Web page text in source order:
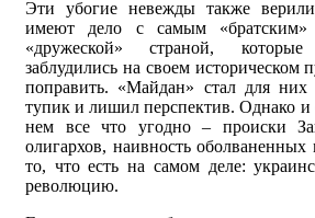
Эти убогие невежды также
имеют дело с самым
«дружеской» страной,
заблудились на своем историческом
поправить. «Майдан» стал для
тупик и лишил перспектив. Однако и
нем все что угодно – происки
олигархов, наивность
то, что есть на самом деле:
революцию.